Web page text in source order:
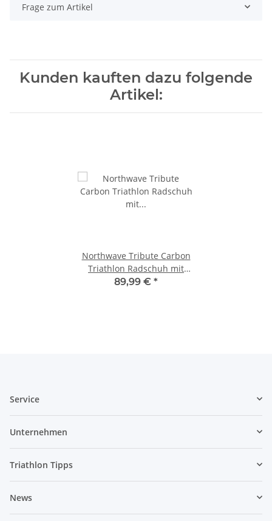
Frage zum Artikel
Kunden kauften dazu folgende
Artikel:
Northwave Tribute Carbon
Triathlon Radschuh mit
Carbonsohle 41
89,99 € *
Service
Unternehmen
Triathlon Tipps
News